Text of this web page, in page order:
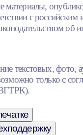
материалы,
с российским
об
текстовых, фото,
только с